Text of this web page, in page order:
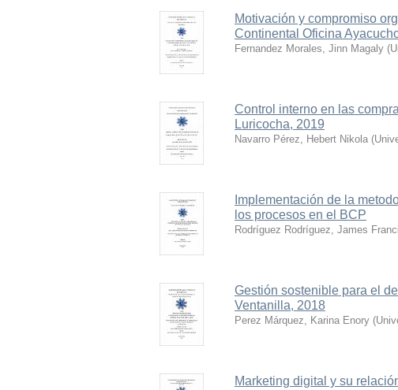
Motivación y compromiso
Continental Oficina
Fernandez Morales, Jinn Magaly (
Control interno en las
Luricocha, 2019
Navarro Pérez, Hebert Nikola (
Implementación de la
los procesos en el BCP
Rodríguez Rodríguez, James
Gestión sostenible para el
Ventanilla, 2018
Perez Márquez, Karina Enory (
Marketing digital y su